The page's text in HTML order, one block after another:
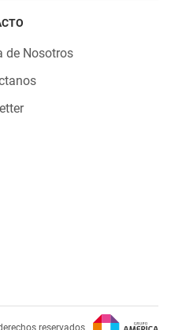
de Nosotros
reservados